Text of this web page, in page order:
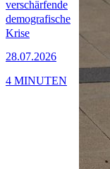
verschärfende
demografische
Krise
28.07.2026
4 MINUTEN